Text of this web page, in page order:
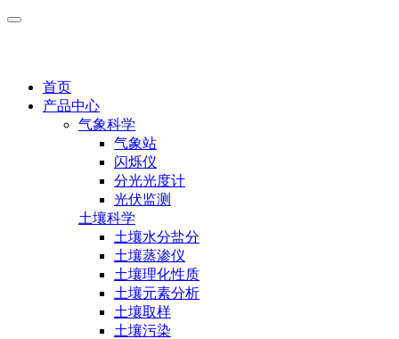
首页
产品中心
气象科学
气象站
闪烁仪
分光光度计
光伏监测
土壤科学
土壤水分盐分
土壤蒸渗仪
土壤理化性质
土壤元素分析
土壤取样
土壤污染